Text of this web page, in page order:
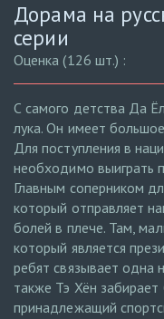
Дорама на
серии
Оценка (126 шт.) :
С самого детства Да
лука. Он имеет
Для поступления в
необходимо выиграть
Главным соперником
который отправляет
болей в плече. Там,
который является
ребят связывает одна
также Тэ Хён забирает
принадлежащий